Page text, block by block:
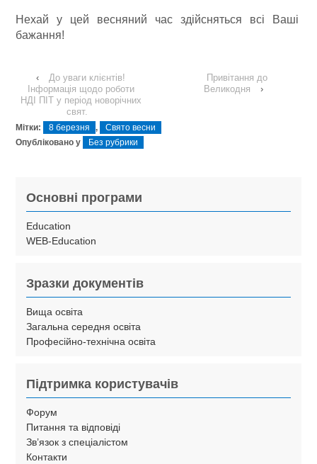
Нехай у цей весняний час здійсняться всі Ваші
бажання!
‹
До уваги клієнтів!
Інформація щодо роботи
НДІ ПІТ у період новорічних
свят.
Привітання до
Великодня
›
Мітки: 8 березня ,
Cвято весни
Опубліковано у
Без рубрики
Основні програми
Education
WEB-Education
Зразки документів
Вища освіта
Загальна середня освіта
Професійно-технічна освіта
Підтримка користувачів
Форум
Питання та відповіді
Зв’язок з спеціалістом
Контакти